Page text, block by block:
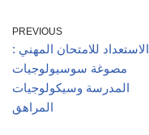
PREVIOUS
الاستعداد للامتحان المهني :
مصوغة سوسيولوجيات
المدرسة وسيكولوجيات
المراهق